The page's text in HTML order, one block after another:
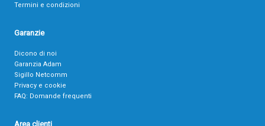
Termini e condizioni
Garanzie
Dicono di noi
Garanzia Adam
Sigillo Netcomm
Privacy e cookie
FAQ: Domande frequenti
Area clienti